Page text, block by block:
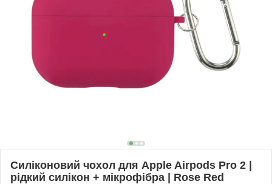
Силіконовий чохол для Apple Airpods Pro 2 |
рідкий силікон + мікрофібра | Rose Red